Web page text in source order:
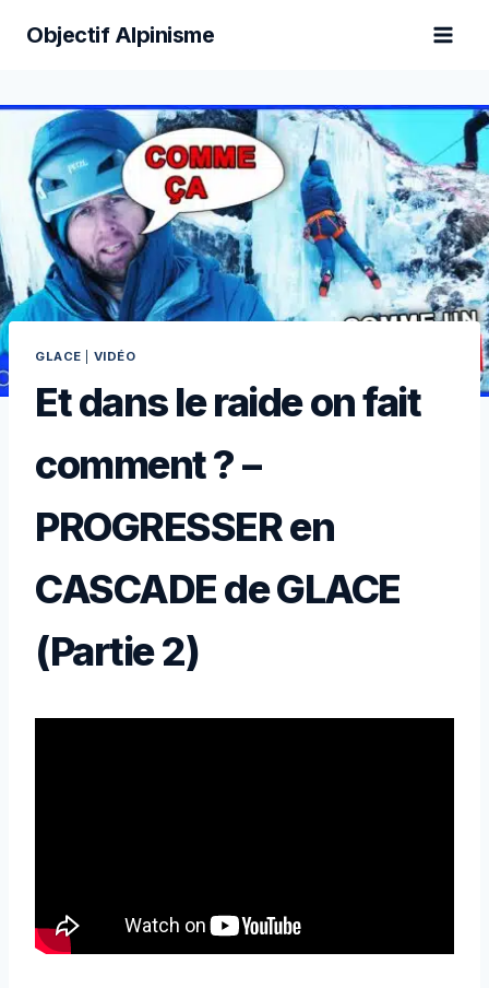
Objectif Alpinisme
GLACE VIDÉO
Et dans le raide on fait
comment ? –
PROGRESSER en
CASCADE de GLACE
(Partie 2)